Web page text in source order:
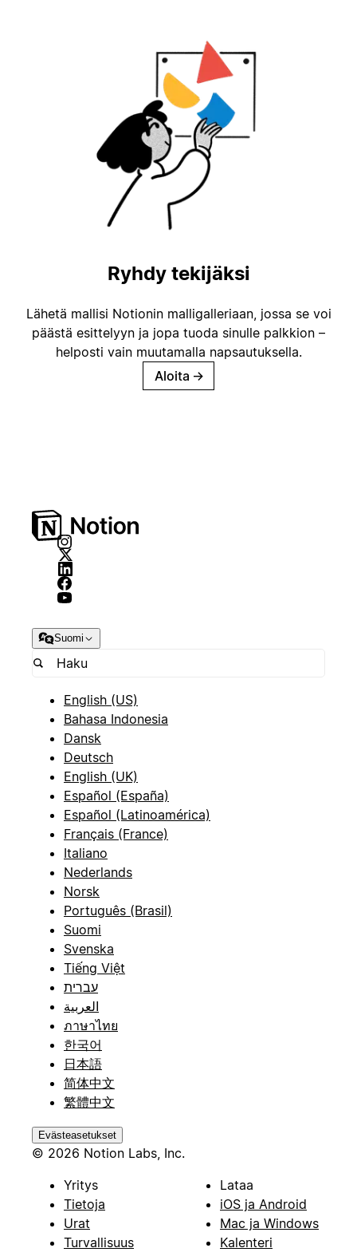
Ryhdy tekijäksi
Lähetä mallisi Notionin malligalleriaan, jossa se voi
päästä esittelyyn ja jopa tuoda sinulle palkkion –
helposti vain muutamalla napsautuksella.
Aloita →
Suomi
English (US)
Bahasa Indonesia
Dansk
Deutsch
English (UK)
Español (España)
Español (Latinoamérica)
Français (France)
Italiano
Nederlands
Norsk
Português (Brasil)
Suomi
Svenska
Tiếng Việt
עברית
العربية
ภาษาไทย
한국어
日本語
简体中文
繁體中文
Evästeasetukset
© 2026 Notion Labs, Inc.
Yritys
Tietoja
Urat
Turvallisuus
Lataa
iOS ja Android
Mac ja Windows
Kalenteri